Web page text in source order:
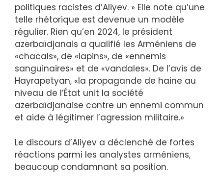
politiques racistes d’Aliyev. » Elle note qu’une
telle rhétorique est devenue un modèle
régulier. Rien qu’en 2024, le président
azerbaïdjanais a qualifié les Arméniens de
«chacals», de «lapins», de «ennemis
sanguinaires» et de «vandales». De l’avis de
Hayrapetyan, «la propagande de haine au
niveau de l’État unit la société
azerbaïdjanaise contre un ennemi commun
et aide à légitimer l’agression militaire.»
Le discours d’Aliyev a déclenché de fortes
réactions parmi les analystes arméniens,
beaucoup condamnant sa position.